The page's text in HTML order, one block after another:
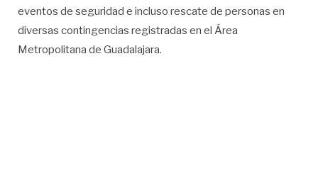
eventos de seguridad e incluso rescate de personas en
diversas contingencias registradas en el Área
Metropolitana de Guadalajara.